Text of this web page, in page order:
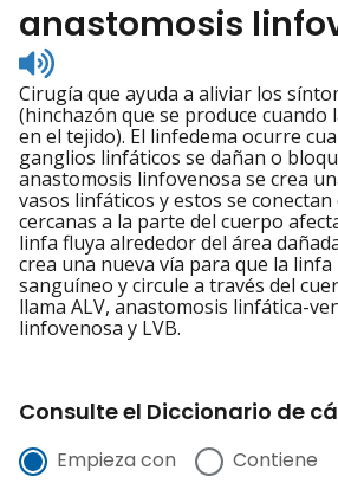
anastomosis
Listen
to
pronunciation
Cirugía que ayuda a aliviar los
(hinchazón que se produce cuando
en el tejido). El linfedema ocurre
ganglios linfáticos se dañan o
anastomosis linfovenosa se crea
vasos linfáticos y estos se conectan
cercanas a la parte del cuerpo
linfa fluya alrededor del área
crea una nueva vía para que la
sanguíneo y circule a través del
llama ALV, anastomosis linfática-
linfovenosa y LVB.
Consulte el Diccionario de
Empieza con Contiene